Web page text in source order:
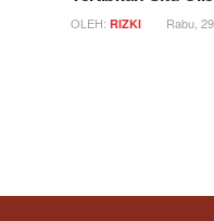
OLEH: RIZKI Rabu,